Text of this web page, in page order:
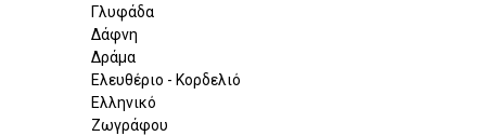
Γλυφάδα
Δάφνη
Δράμα
Ελευθέριο - Κορδελιό
Ελληνικό
Ζωγράφου